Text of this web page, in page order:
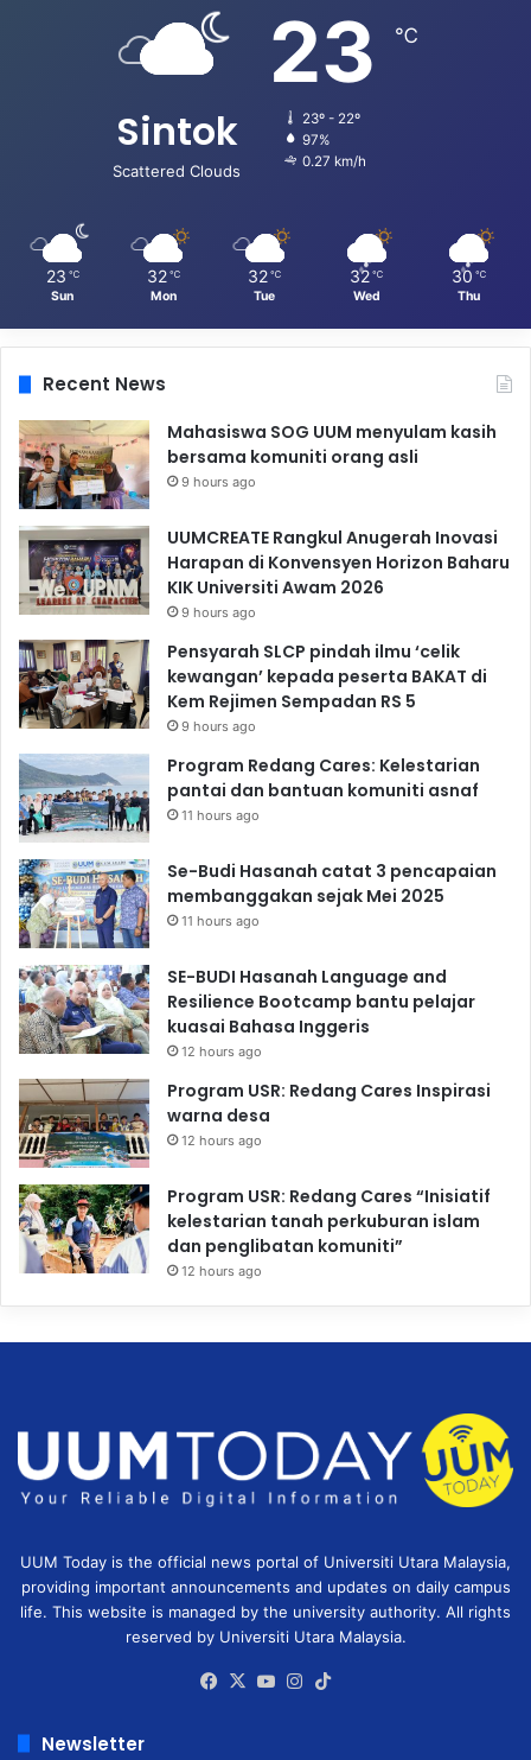
Sintok
Scattered Clouds
23 ℃
23º - 22º
97%
0.27 km/h
23 ℃
Sun
32 ℃
Mon
32 ℃
Tue
32 ℃
Wed
30 ℃
Thu
Recent News
Mahasiswa SOG UUM menyulam kasih
bersama komuniti orang asli
9 hours ago
UUMCREATE Rangkul Anugerah Inovasi
Harapan di Konvensyen Horizon Baharu
KIK Universiti Awam 2026
9 hours ago
Pensyarah SLCP pindah ilmu ‘celik
kewangan’ kepada peserta BAKAT di
Kem Rejimen Sempadan RS 5
9 hours ago
Program Redang Cares: Kelestarian
pantai dan bantuan komuniti asnaf
11 hours ago
Se-Budi Hasanah catat 3 pencapaian
membanggakan sejak Mei 2025
11 hours ago
SE-BUDI Hasanah Language and
Resilience Bootcamp bantu pelajar
kuasai Bahasa Inggeris
12 hours ago
Program USR: Redang Cares Inspirasi
warna desa
12 hours ago
Program USR: Redang Cares “Inisiatif
kelestarian tanah perkuburan islam
dan penglibatan komuniti”
12 hours ago
UUM Today is the official news portal of Universiti Utara Malaysia,
providing important announcements and updates on daily campus
life. This website is managed by the university authority. All rights
reserved by Universiti Utara Malaysia.
Facebook
X YouTubeInstagram
Newsletter